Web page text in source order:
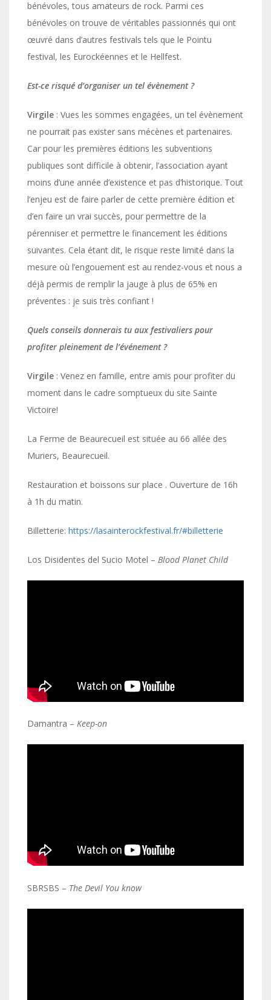
bénévoles, tous amateurs de rock. Parmi ces
bénévoles on trouve de véritables passionnés qui ont
œuvré dans d’autres festivals tels que le Pointu
festival, les Eurockéennes et le Hellfest.
Est-ce risqué d’organiser un tel évènement ?
Virgile : Vues les sommes engagées, un tel évènement
ne pourrait pas exister sans mécènes et partenaires.
Car pour les premières éditions les subventions
publiques sont difficile à obtenir, l’association ayant
moins d’une année d’existence et pas d’historique. Tout
l’enjeu est de faire parler de cette première édition et
d’en faire un vrai succès, pour permettre de la
pérenniser et permettre le financement les éditions
suivantes. Cela étant dit, le risque reste limité dans la
mesure où l’engouement est au rendez-vous et nous a
déjà permis de remplir la jauge à plus de 65% en
préventes : je suis très confiant !
Quels conseils donnerais tu aux festivaliers pour
profiter pleinement de l’événement ?
Virgile : Venez en famille, entre amis pour profiter du
moment dans le cadre somptueux du site Sainte
Victoire!
La Ferme de Beaurecueil est située au 66 allée des
Muriers, Beaurecueil.
Restauration et boissons sur place . Ouverture de 16h
à 1h du matin.
Billetterie: https://lasainterockfestival.fr/#billetterie
Los Disidentes del Sucio Motel – Blood Planet Child
Damantra – Keep-on
SBRSBS – The Devil You know